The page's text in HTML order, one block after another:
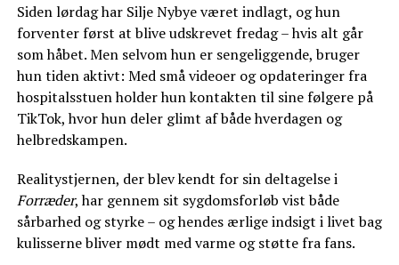
Siden lørdag har Silje Nybye været indlagt, og hun
forventer først at blive udskrevet fredag – hvis alt går
som håbet. Men selvom hun er sengeliggende, bruger
hun tiden aktivt: Med små videoer og opdateringer fra
hospitalsstuen holder hun kontakten til sine følgere på
TikTok, hvor hun deler glimt af både hverdagen og
helbredskampen.
Realitystjernen, der blev kendt for sin deltagelse i
Forræder, har gennem sit sygdomsforløb vist både
sårbarhed og styrke – og hendes ærlige indsigt i livet bag
kulisserne bliver mødt med varme og støtte fra fans.